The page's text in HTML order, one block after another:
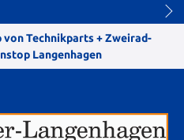
Technikparts + Zweirad-
Langenhagen